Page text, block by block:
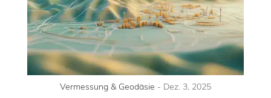
Vermessung & Geodäsie - Dez. 3, 2025